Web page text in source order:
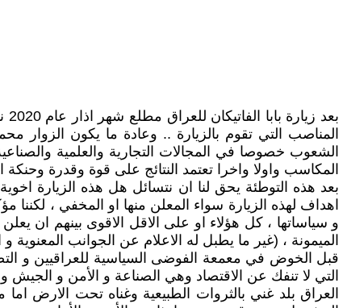
المناصب التي تقوم بالزيارة .. وعادة ما يكون
الشعوب خصوصا في المجالات التجارية والعلمية
المكاسب واولا واخرا تعتمد النتائج على قوة وقدرة
بعد هذه التوطئة يحق لنا ان نتسائل هل هذه الزيارة
اهداف لهذه الزيارة سواء المعلن منها او المخفي ،
و سياساتها ، كل هؤلاء او على الاقل الاقوى بينهم ان
الميمونة ، (غير ما يطبل له الاعلام عن الجوانب المعنوية و
قبل الخوض في معمعة الفوضى السياسية للعراقيين و
التي لا تنفك عن الاقتصاد وهي الصناعة و الأمن و الجيش و
العراق بلد غني بالثروات الطبيعية وغناه تحت الارض